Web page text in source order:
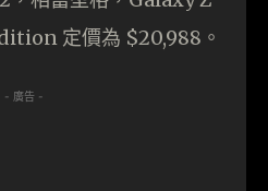
定價為 $20,988。
- 廣告 -